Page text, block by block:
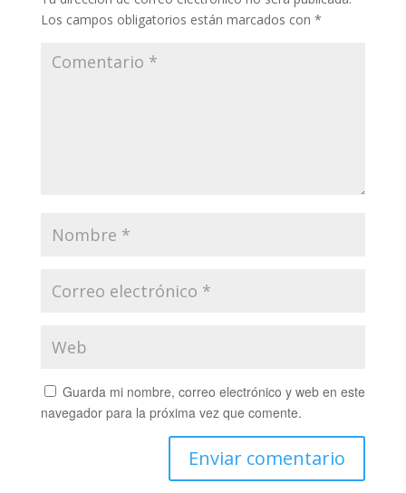
Los campos obligatorios están marcados con *
Guarda mi nombre, correo electrónico y web en este
navegador para la próxima vez que comente.